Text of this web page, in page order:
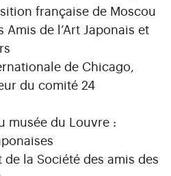
française de Moscou
de l’Art Japonais et
de Chicago,
du comité 24
musée du Louvre :
de la Société des amis des